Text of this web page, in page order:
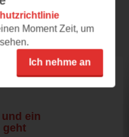
ein
geht
Moment Zeit, um
Ich nehme an